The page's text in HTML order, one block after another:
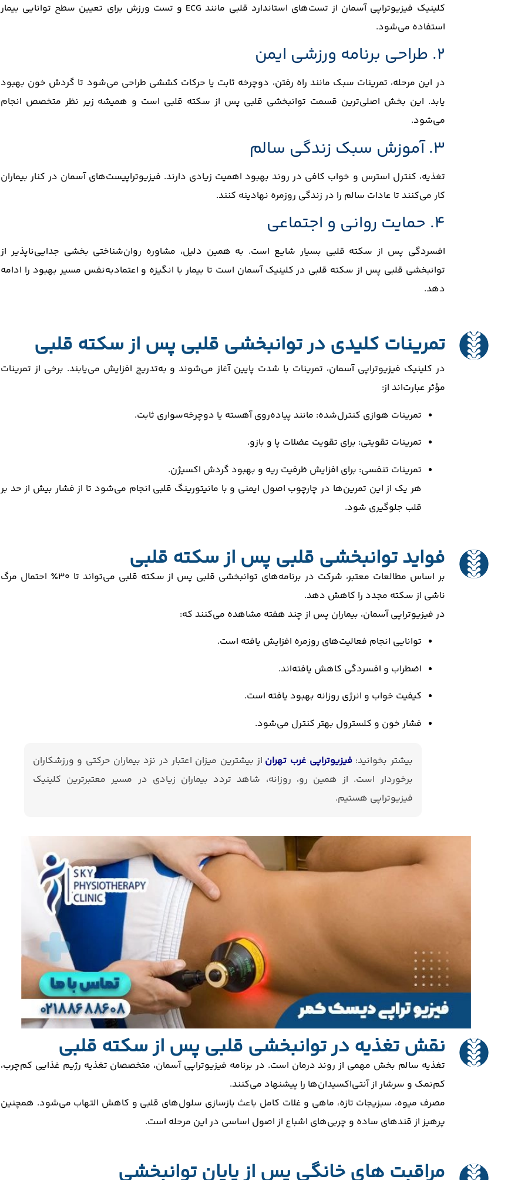
کلینیک فیزیوتراپی آسمان از تست‌های استاندارد قلبی مانند ECG و تست ورزش برای تعیین سطح توانایی بیمار
استفاده می‌شود.
۲. طراحی برنامه ورزشی ایمن
در این مرحله، تمرینات سبک مانند راه رفتن، دوچرخه ثابت یا حرکات کششی طراحی می‌شود تا گردش خون بهبود
یابد. این بخش اصلی‌ترین قسمت توانبخشی قلبی پس از سکته قلبی است و همیشه زیر نظر متخصص انجام
می‌شود.
۳. آموزش سبک زندگی سالم
تغذیه، کنترل استرس و خواب کافی در روند بهبود اهمیت زیادی دارند. فیزیوتراپیست‌های آسمان در کنار بیماران
کار می‌کنند تا عادات سالم را در زندگی روزمره نهادینه کنند.
۴. حمایت روانی و اجتماعی
افسردگی پس از سکته قلبی بسیار شایع است. به همین دلیل، مشاوره روان‌شناختی بخشی جدایی‌ناپذیر از
توانبخشی قلبی پس از سکته قلبی در کلینیک آسمان است تا بیمار با انگیزه و اعتمادبه‌نفس مسیر بهبود را ادامه
دهد.
تمرینات کلیدی در توانبخشی قلبی پس از سکته قلبی
در کلینیک فیزیوتراپی آسمان، تمرینات با شدت پایین آغاز می‌شوند و به‌تدریج افزایش می‌یابند. برخی از تمرینات
مؤثر عبارت‌اند از:
تمرینات هوازی کنترل‌شده: مانند پیاده‌روی آهسته یا دوچرخه‌سواری ثابت.
تمرینات تقویتی: برای تقویت عضلات پا و بازو.
تمرینات تنفسی: برای افزایش ظرفیت ریه و بهبود گردش اکسیژن.
هر یک از این تمرین‌ها در چارچوب اصول ایمنی و با مانیتورینگ قلبی انجام می‌شود تا از فشار بیش از حد بر
قلب جلوگیری شود.
فواید توانبخشی قلبی پس از سکته قلبی
بر اساس مطالعات معتبر، شرکت در برنامه‌های توانبخشی قلبی پس از سکته قلبی می‌تواند تا ۳۰٪ احتمال مرگ
ناشی از سکته مجدد را کاهش دهد.
در فیزیوتراپی آسمان، بیماران پس از چند هفته مشاهده می‌کنند که:
توانایی انجام فعالیت‌های روزمره افزایش یافته است.
اضطراب و افسردگی کاهش یافته‌اند.
کیفیت خواب و انرژی روزانه بهبود یافته است.
فشار خون و کلسترول بهتر کنترل می‌شود.
بیشتر بخوانید: فیزیوتراپی غرب تهران از بیشترین میزان اعتبار در نزد بیماران حرکتی و ورزشکاران
برخوردار است. از همین رو، روزانه، شاهد تردد بیماران زیادی در مسیر معتبرترین کلینیک
فیزیوتراپی هستیم.
نقش تغذیه در توانبخشی قلبی پس از سکته قلبی
تغذیه سالم بخش مهمی از روند درمان است. در برنامه فیزیوتراپی آسمان، متخصصان تغذیه رژیم غذایی کم‌چرب،
کم‌نمک و سرشار از آنتی‌اکسیدان‌ها را پیشنهاد می‌کنند.
مصرف میوه، سبزیجات تازه، ماهی و غلات کامل باعث بازسازی سلول‌های قلبی و کاهش التهاب می‌شود. همچنین
پرهیز از قندهای ساده و چربی‌های اشباع از اصول اساسی در این مرحله است.
مراقبت های خانگی پس از پایان توانبخشی